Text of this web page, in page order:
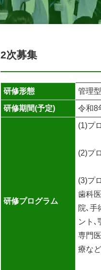
2次募集
研修形態 管理
研修期間(予定) 令和8
研修プログラム
(1)プ
(2)プ
(3)プ
歯科
院､手
ント､
専門
療な